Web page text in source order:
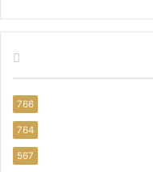
766
764
567